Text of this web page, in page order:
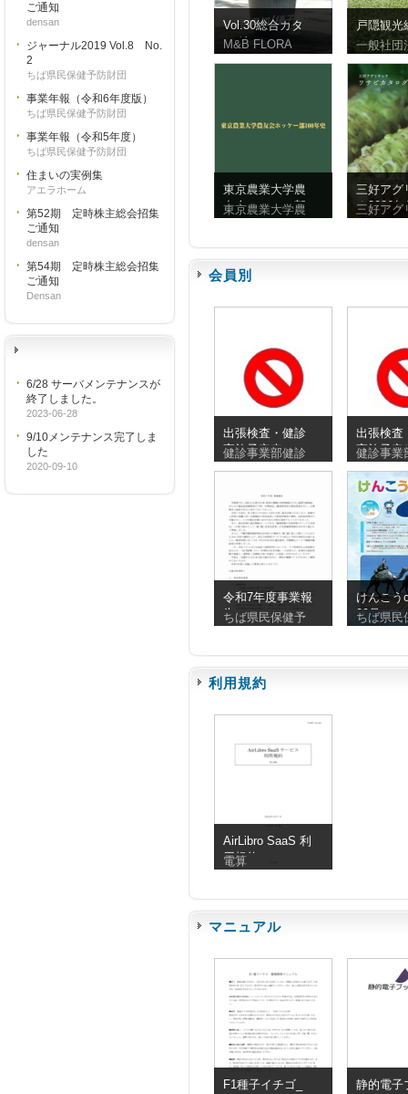
ご通知
densan
ジャーナル2019 Vol.8 No.
2
ちば県民保健予防財団
事業年報（令和6年度版）
ちば県民保健予防財団
事業年報（令和5年度）
ちば県民保健予防財団
住まいの実例集
アエラホーム
第52期 定時株主総会招集
ご通知
densan
第54期 定時株主総会招集
ご通知
Densan
6/28 サーバメンテナンスが
終了しました。
2023-06-28
9/10メンテナンス完了しま
した
2020-09-10
Vol.30総合カタ
ログ
M&B FLORA
戸隠観光
ンフレッ
体字）
一般社団
東京農業大学農
友会ホッケー部
100年史
東京農業大学農
三好アグ
ク2026
ビ
三好アグ
会員別
出張検査・健診
実施予定表
_20260810_20260830
健診事業部健診
出張検査
実施予定
健診事業
令和7年度事業報
告
ちば県民保健予
けんこ
90号
ちば県民
利用規約
AirLibro SaaS 利
用規約
電算
マニュアル
F1種子イチゴ_
静的電子